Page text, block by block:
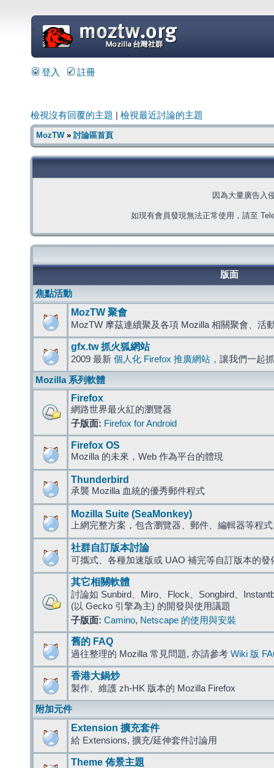
=
登入 註冊
檢視沒有回覆的主題 檢視最近討論的主題
MozTW» 討論區首頁
因為大量廣告入
如現有會員發現無法正常使用，請至
版面
焦點活動
MozTW 聚會
MozTW 摩茲連續聚及各項 Mozilla 相關聚會、活
gfx.tw 抓火狐網站
2009 最新 個人化 Firefox 推廣網站 ，讓我們一起
Mozilla 系列軟體
Firefox
網路世界最火紅的瀏覽器
子版面: Firefox for Android
Firefox OS
Mozilla 的未來，Web 作為平台的體現
Thunderbird
承襲 Mozilla 血統的優秀郵件程式
Mozilla Suite (SeaMonkey)
上網完整方案，包含瀏覽器、郵件、編輯器等程
社群自訂版本討論
可攜式、各種加速版或 UAO 補完等自訂版本的發
其它相關軟體
討論如 Sunbird、Miro、Flock、Songbird、
(以 Gecko 引擎為主) 的開發與使用議題
子版面: Camino, Netscape 的使用與安裝
舊的 FAQ
過往整理的 Mozilla 常見問題, 亦請參考 Wiki 版
香港大鍋炒
製作、維護 zh-HK 版本的 Mozilla Firefox
附加元件
Extension 擴充套件
給 Extensions, 擴充/延伸套件討論用
Theme 佈景主題